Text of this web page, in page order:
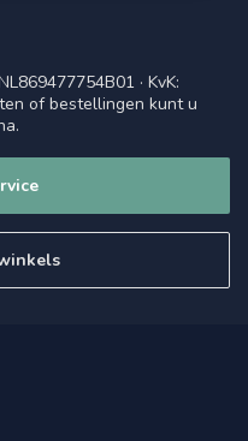
· KvK:
of bestellingen kunt u